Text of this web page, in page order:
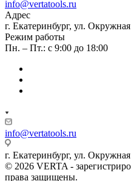
info@vertatools.ru
Адрес
г. Екатеринбург, ул.
Режим работы
Пн. – Пт.: с 9:00 до 18:00
info@vertatools.ru
г. Екатеринбург, ул.
© 2026 VERTA -
права защищены.